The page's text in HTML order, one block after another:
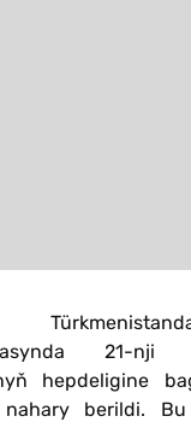
21-
hepdeligine
nahary berildi.